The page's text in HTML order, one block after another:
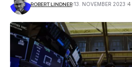
ROBERT LINDNER 13. NOVEMBER 2023 4